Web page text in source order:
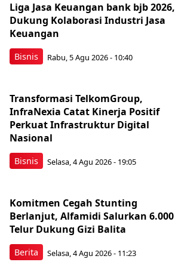
Bisnis
Liga Jasa Keuangan bank bjb 2026,
Dukung Kolaborasi Industri Jasa
Keuangan
Rabu, 5 Agu 2026 - 10:40
Bisnis
Transformasi TelkomGroup,
InfraNexia Catat Kinerja Positif
Perkuat Infrastruktur Digital
Nasional
Selasa, 4 Agu 2026 - 19:05
Berita
Komitmen Cegah Stunting
Berlanjut, Alfamidi Salurkan 6.000
Telur Dukung Gizi Balita
Selasa, 4 Agu 2026 - 11:23